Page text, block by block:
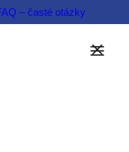
– časté otázky